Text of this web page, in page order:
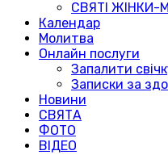
СВЯТІ ЖІНКИ-
Календар
Молитва
Онлайн послуги
Запалити
Записки за
Новини
СВЯТА
ФОТО
ВІДЕО